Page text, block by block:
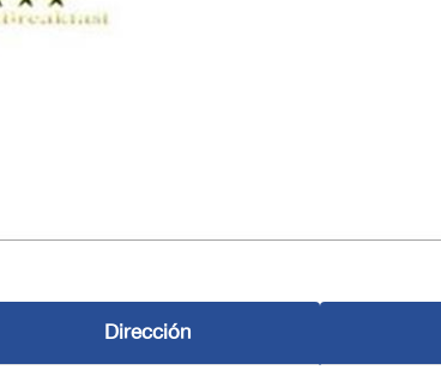
Dirección